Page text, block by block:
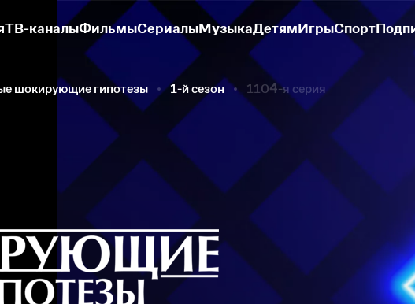
ТВ-каналыФильмыСериалыМузыкаДетямИгрыСпорт
шокирующие гипотезы 1-й сезон 1104-я серия